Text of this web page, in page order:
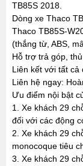
TB85S 2018.
Dòng xe Thaco
Thaco TB85S-
(thắng từ, ABS,
Hỗ trợ trả góp,
Liên kết với tất cả
Liên hệ ngay:
Ưu điểm nội bật
1. Xe khách 29
đối với các động
2. Xe khách 29
monocoque tiêu
3. Xe khách 29